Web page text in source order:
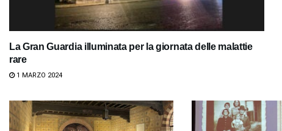
La Gran Guardia illuminata per la giornata delle malattie
rare
1 MARZO 2024